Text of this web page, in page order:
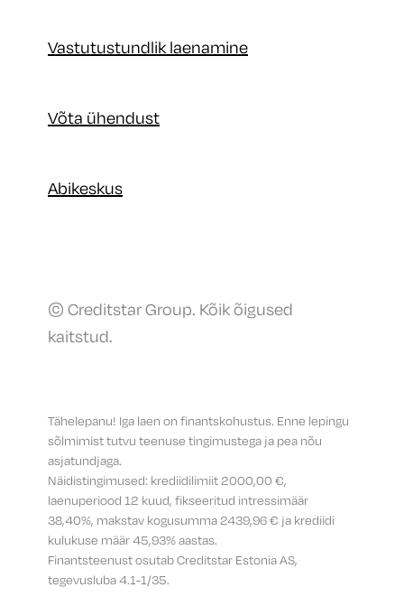
Vastutustundlik laenamine
Võta ühendust
Abikeskus
© Creditstar Group. Kõik õigused
kaitstud.
Tähelepanu! Iga laen on finantskohustus. Enne lepingu
sõlmimist tutvu teenuse tingimustega ja pea nõu
asjatundjaga.
Näidistingimused: krediidilimiit 2000,00 €,
laenuperiood 12 kuud, fikseeritud intressimäär
38,40%, makstav kogusumma 2439,96 € ja krediidi
kulukuse määr 45,93% aastas.
Finantsteenust osutab Creditstar Estonia AS,
tegevusluba 4.1-1/35.